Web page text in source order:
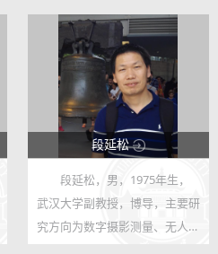
PhD)  中国科学技术大学 固体地
球物理学 学士 (USTC, BS) 工作
经历  武汉大学博士...
段延松
123
119
段延松，男，1975年生，
武汉大学副教授，博导，主要研
究方向为数字摄影测量、无人机